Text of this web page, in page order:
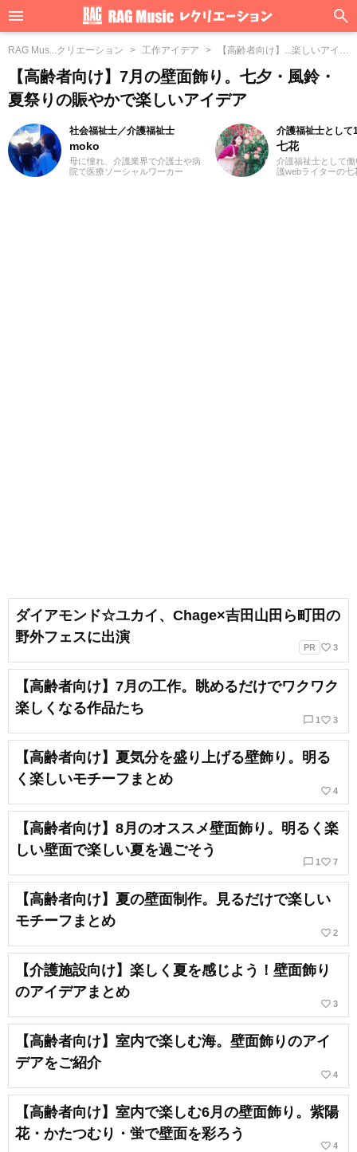
RAG Mus...クリエーション 工作アイデア
【高齢者向け】...楽しいアイデ
【高齢者向け】7月の壁面飾り。七夕・風鈴・
夏祭りの賑やかで楽しいアイデア
社会福祉士／介護福祉士
moko
母に憧れ、介護業界で介護士や病
院で医療ソーシャルワーカー
介護福祉士として
七花
介護福祉士として
護webライターの七
ダイアモンド☆ユカイ、Chage×吉田山田ら町田の
野外フェスに出演
PR favorite_border 3
【高齢者向け】7月の工作。眺めるだけでワクワク
楽しくなる作品たち
chat_bubble_outline 1 favorite_border 3
【高齢者向け】夏気分を盛り上げる壁飾り。明る
く楽しいモチーフまとめ
favorite_border 4
【高齢者向け】8月のオススメ壁面飾り。明るく楽
しい壁面で楽しい夏を過ごそう
chat_bubble_outline 1 favorite_border 7
【高齢者向け】夏の壁面制作。見るだけで楽しい
モチーフまとめ
favorite_border 2
【介護施設向け】楽しく夏を感じよう！壁面飾り
のアイデアまとめ
favorite_border 3
【高齢者向け】室内で楽しむ海。壁面飾りのアイ
デアをご紹介
favorite_border 4
【高齢者向け】室内で楽しむ6月の壁面飾り。紫陽
花・かたつむり・蛍で壁面を彩ろう
favorite_border 4